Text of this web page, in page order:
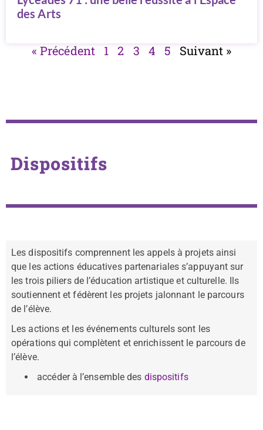
des Arts
« Précédent 1 2 3 4 5 Suivant »
Dispositifs
Les dispositifs comprennent les appels à projets ainsi
que les actions éducatives partenariales s’appuyant sur
les trois piliers de l’éducation artistique et culturelle. Ils
soutiennent et fédèrent les projets jalonnant le parcours
de l’élève.
Les actions et les événements culturels sont les
opérations qui complètent et enrichissent le parcours de
l’élève.
accéder à l’ensemble des dispositifs